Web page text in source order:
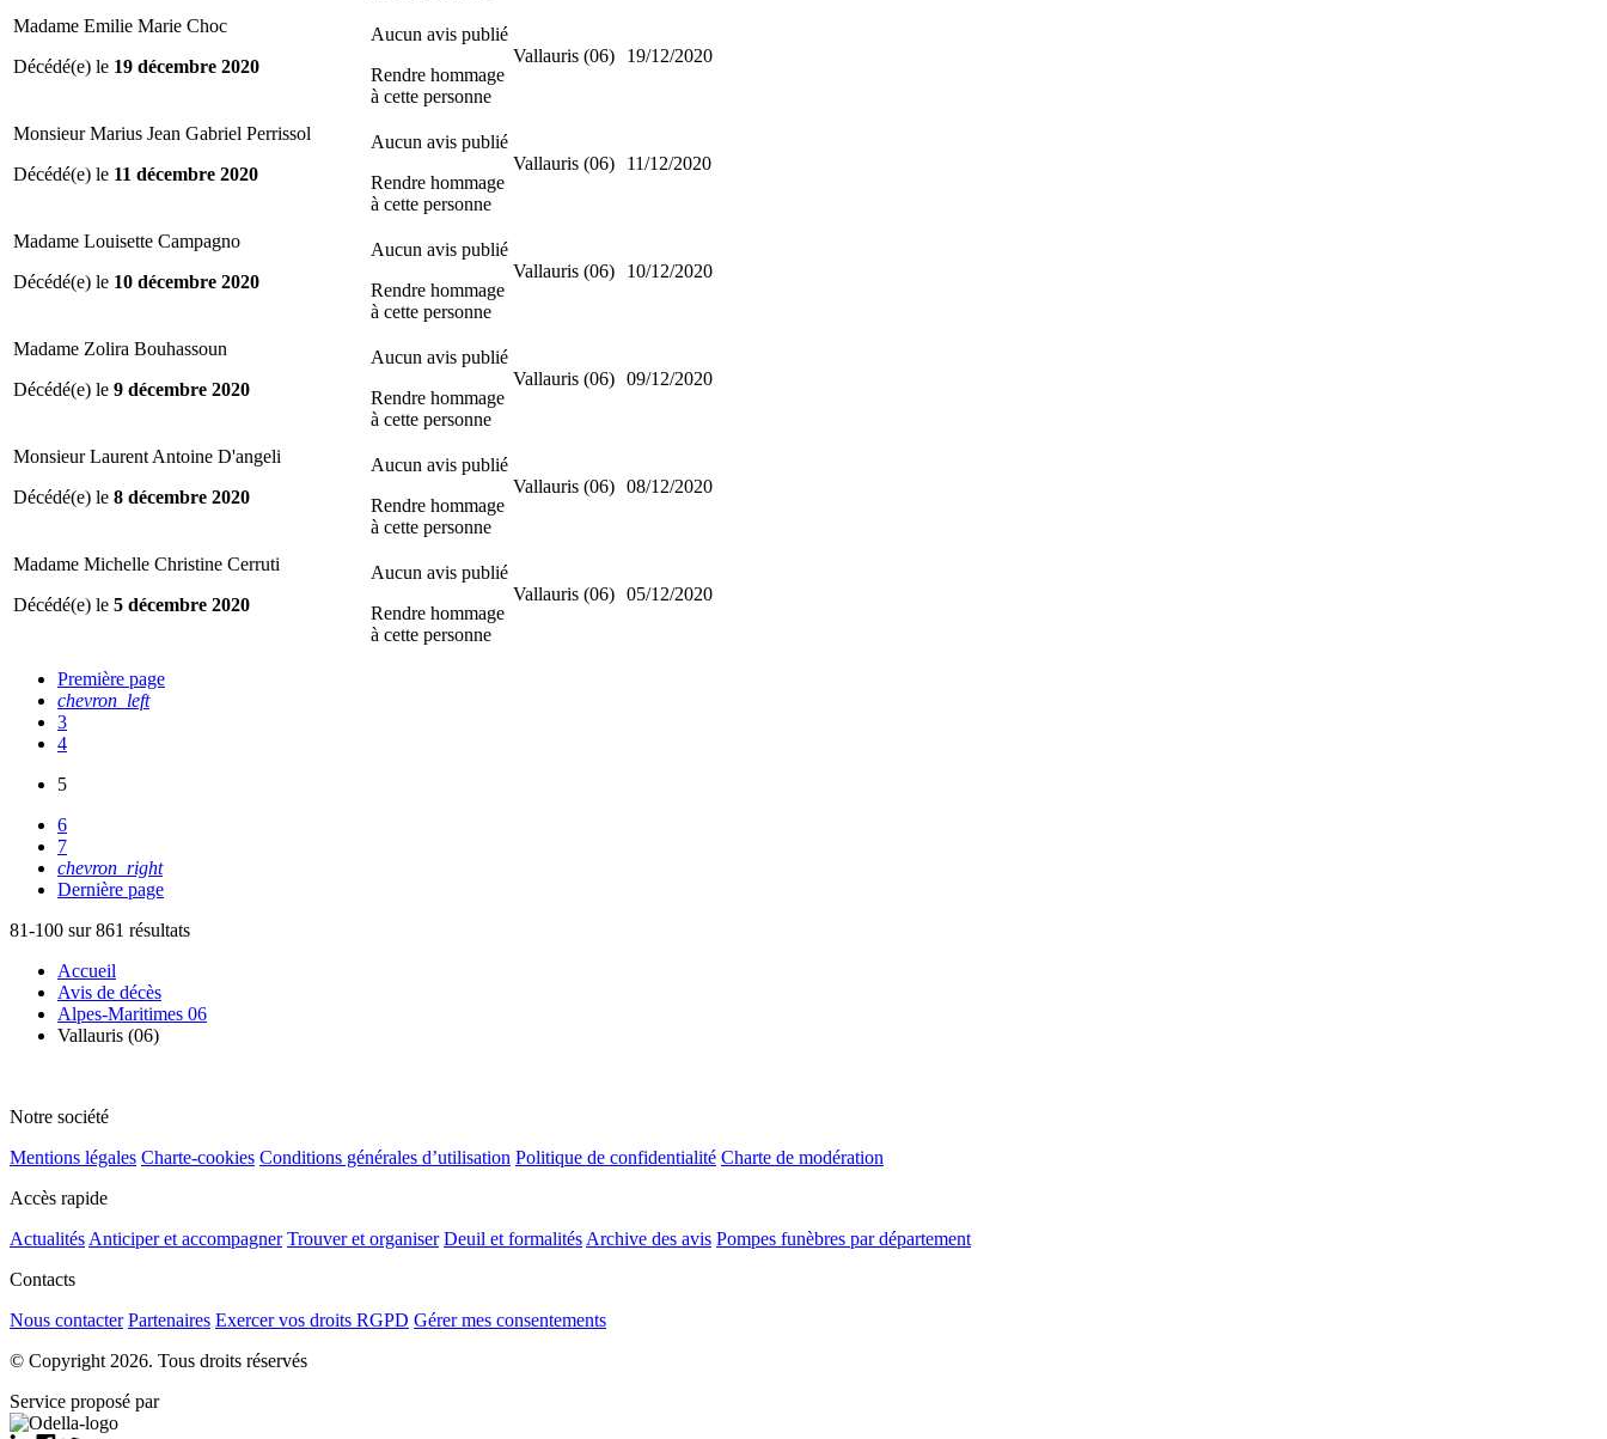
Madame Emilie Marie Choc
Décédé(e) le 19 décembre 2020
Aucun avis publié
Rendre hommage
à cette personne
Vallauris (06) 19/12/2020
Monsieur Marius Jean Gabriel Perrissol
Décédé(e) le 11 décembre 2020
Aucun avis publié
Rendre hommage
à cette personne
Vallauris (06) 11/12/2020
Madame Louisette Campagno
Décédé(e) le 10 décembre 2020
Aucun avis publié
Rendre hommage
à cette personne
Vallauris (06) 10/12/2020
Madame Zolira Bouhassoun
Décédé(e) le 9 décembre 2020
Aucun avis publié
Rendre hommage
à cette personne
Vallauris (06) 09/12/2020
Monsieur Laurent Antoine D'angeli
Décédé(e) le 8 décembre 2020
Aucun avis publié
Rendre hommage
à cette personne
Vallauris (06) 08/12/2020
Madame Michelle Christine Cerruti
Décédé(e) le 5 décembre 2020
Aucun avis publié
Rendre hommage
à cette personne
Vallauris (06) 05/12/2020
Première page
chevron_left
3
4
5
6
7
chevron_right
Dernière page
81-100 sur 861 résultats
Accueil
Avis de décès
Alpes-Maritimes 06
Vallauris (06)
Notre société
Mentions légales Charte-cookies Conditions générales d’utilisation Politique de confidentialité Charte de modération
Accès rapide
Actualités Anticiper et accompagner Trouver et organiser Deuil et formalités Archive des avis Pompes funèbres par département
Contacts
Nous contacter Partenaires Exercer vos droits RGPD Gérer mes consentements
© Copyright 2026. Tous droits réservés
Service proposé par